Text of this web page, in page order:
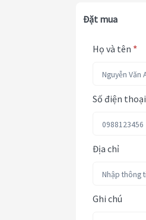
Đặt mua
Họ và tên *
Số điện thoại
Địa chỉ
Ghi chú